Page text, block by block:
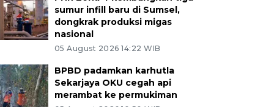
sumur infill baru di Sumsel,
dongkrak produksi migas
nasional
05 August 2026 14:22 WIB
BPBD padamkan karhutla
Sekarjaya OKU cegah api
merambat ke permukiman